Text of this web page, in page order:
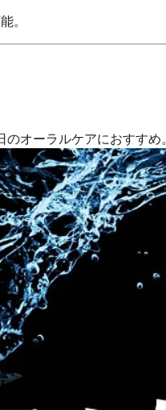
。
オーラルケアにおすすめ。